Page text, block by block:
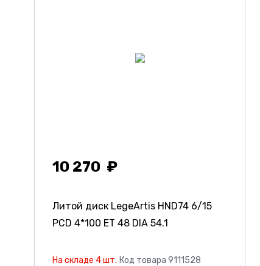
10 270
Литой диск LegeArtis HND74 6/15
PCD 4*100 ET 48 DIA 54.1
На складе 4 шт. Код товара 9111528